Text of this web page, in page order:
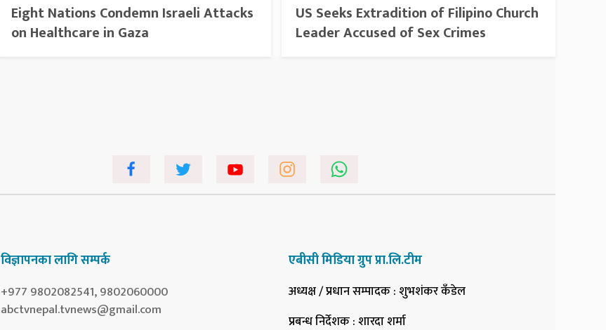
Eight Nations Condemn Israeli Attacks
on Healthcare in Gaza
US Seeks Extradition of Filipino Church
Leader Accused of Sex Crimes
विज्ञापनका लागि सम्पर्क
+977 9802082541, 9802060000
abctvnepal.tvnews@gmail.com
एबीसी मिडिया ग्रुप प्रा.लि.टीम
अध्यक्ष / प्रधान सम्पादक: शुभशंकर कँडेल
प्रबन्ध निर्देशक: शारदा शर्मा